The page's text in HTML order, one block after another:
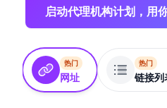
启动代理机构计划，用
热门
网址
热门
链接列